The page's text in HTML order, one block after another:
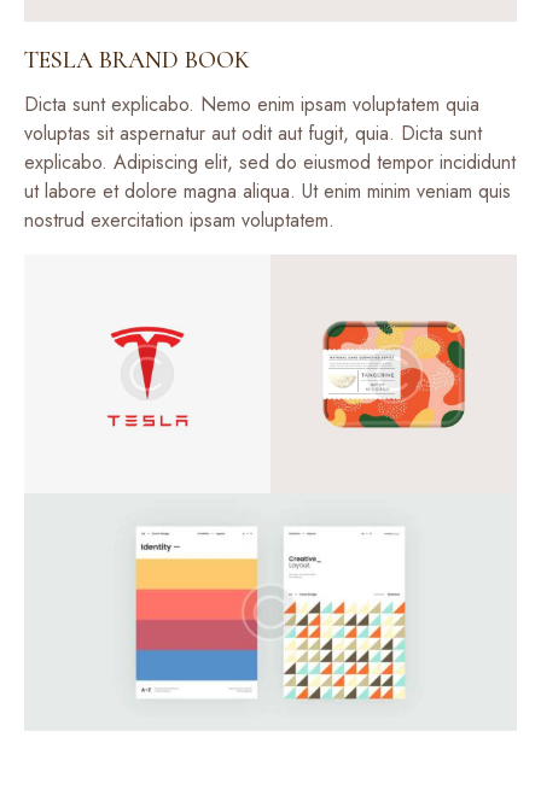
TESLA BRAND BOOK
Dicta sunt explicabo. Nemo enim ipsam voluptatem quia
voluptas sit aspernatur aut odit aut fugit, quia. Dicta sunt
explicabo. Adipiscing elit, sed do eiusmod tempor incididunt
ut labore et dolore magna aliqua. Ut enim minim veniam quis
nostrud exercitation ipsam voluptatem.